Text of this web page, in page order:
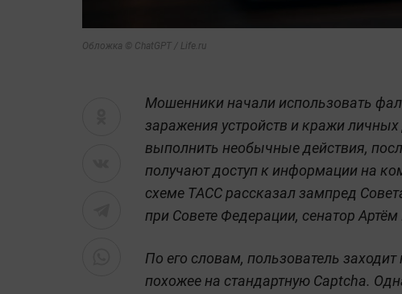
Обложка © ChatGPT / Life.ru
Мошенники начали использовать
заражения устройств и кражи
выполнить необычные действия,
получают доступ к информации на
схеме ТАСС рассказал зампред
при Совете Федерации, сенатор
По его словам, пользователь
похожее на стандартную Captcha.